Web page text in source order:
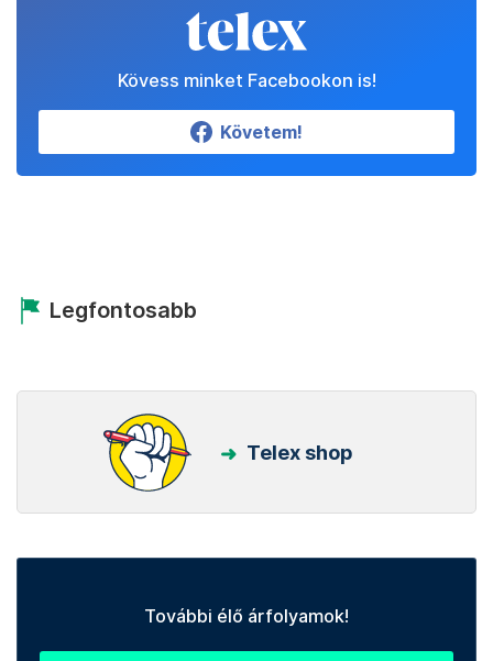
Kövess minket Facebookon is!
Követem!
Legfontosabb
Telex shop
További élő árfolyamok!